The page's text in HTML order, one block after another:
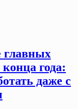
главных
года:
даже с